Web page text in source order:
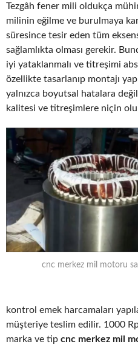
Tezgâh fener mili oldukça
milinin eğilme ve burulmaya
süresince tesir eden tüm
sağlamlıkta olması gerekir.
iyi yataklanmalı ve titreşimi
özellikte tasarlanıp montajı
yalnızca boyutsal hatalara
kalitesi ve titreşimlere niçin
cnc merkez mil motoru
kontrol emek harcamaları
müşteriye teslim edilir. 1000
marka ve tip cnc merkez mil